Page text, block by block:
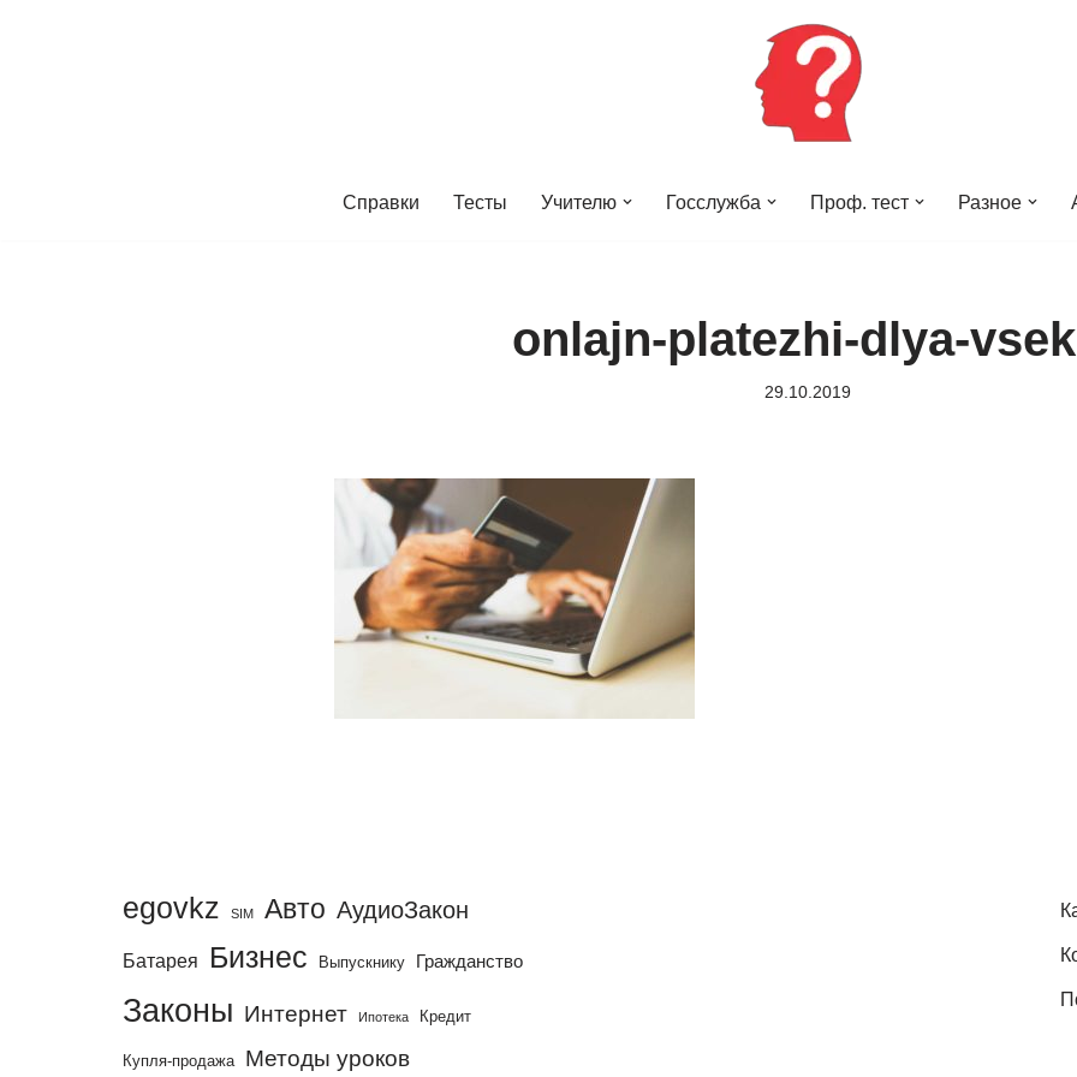
Справки Тесты Учителю Госслужба Проф. тест Разное
onlajn-platezhi-dlya-
29.10.2019
egovkz SIM Авто АудиоЗакон
Батарея Бизнес Выпускнику Гражданство
Законы Интернет Ипотека Кредит
Купля-продажа Методы уроков